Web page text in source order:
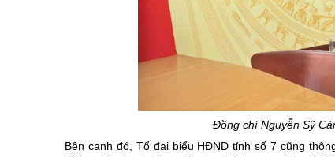
Đồng chí Nguyễn Sỹ
Bên cạnh đó, Tổ đại biểu HĐND tỉnh số 7 cũng